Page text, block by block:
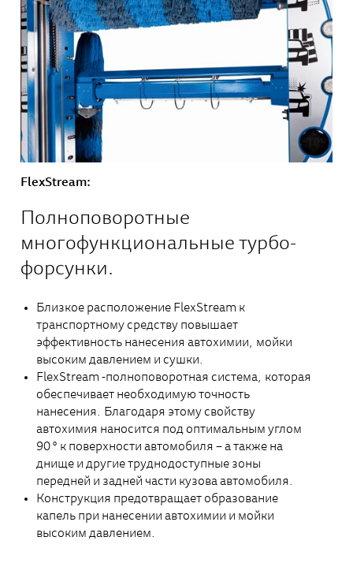
FlexStream:
Полноповоротные
многофункциональные турбо-
форсунки.
Близкое расположение FlexStream к
транспортному средству повышает
эффективность нанесения автохимии, мойки
высоким давлением и сушки.
FlexStream -полноповоротная система, которая
обеспечивает необходимую точность
нанесения. Благодаря этому свойству
автохимия наносится под оптимальным углом
90 ° к поверхности автомобиля – а также на
днище и другие труднодоступные зоны
передней и задней части кузова автомобиля.
Конструкция предотвращает образование
капель при нанесении автохимии и мойки
высоким давлением.